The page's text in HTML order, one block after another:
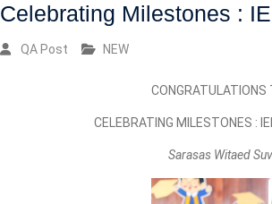
Celebrating Milestones :
QA Post NEW
CELEBRATING MILESTONES :
Sarasas Witaed